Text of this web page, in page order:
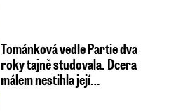
Tománková vedle Partie dva
roky tajně studovala. Dcera
málem nestihla její…